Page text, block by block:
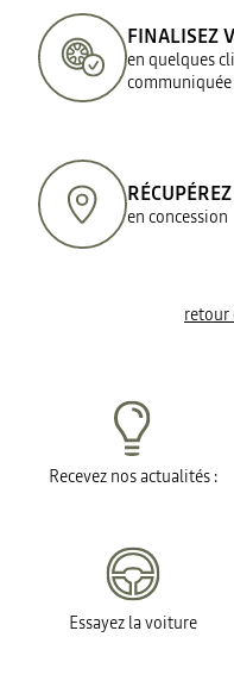
FINALISEZ
en quelques
en concession
retour
Recevez nos actualités :
Essayez la voiture